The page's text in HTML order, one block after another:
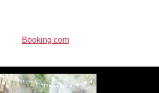
Booking.com